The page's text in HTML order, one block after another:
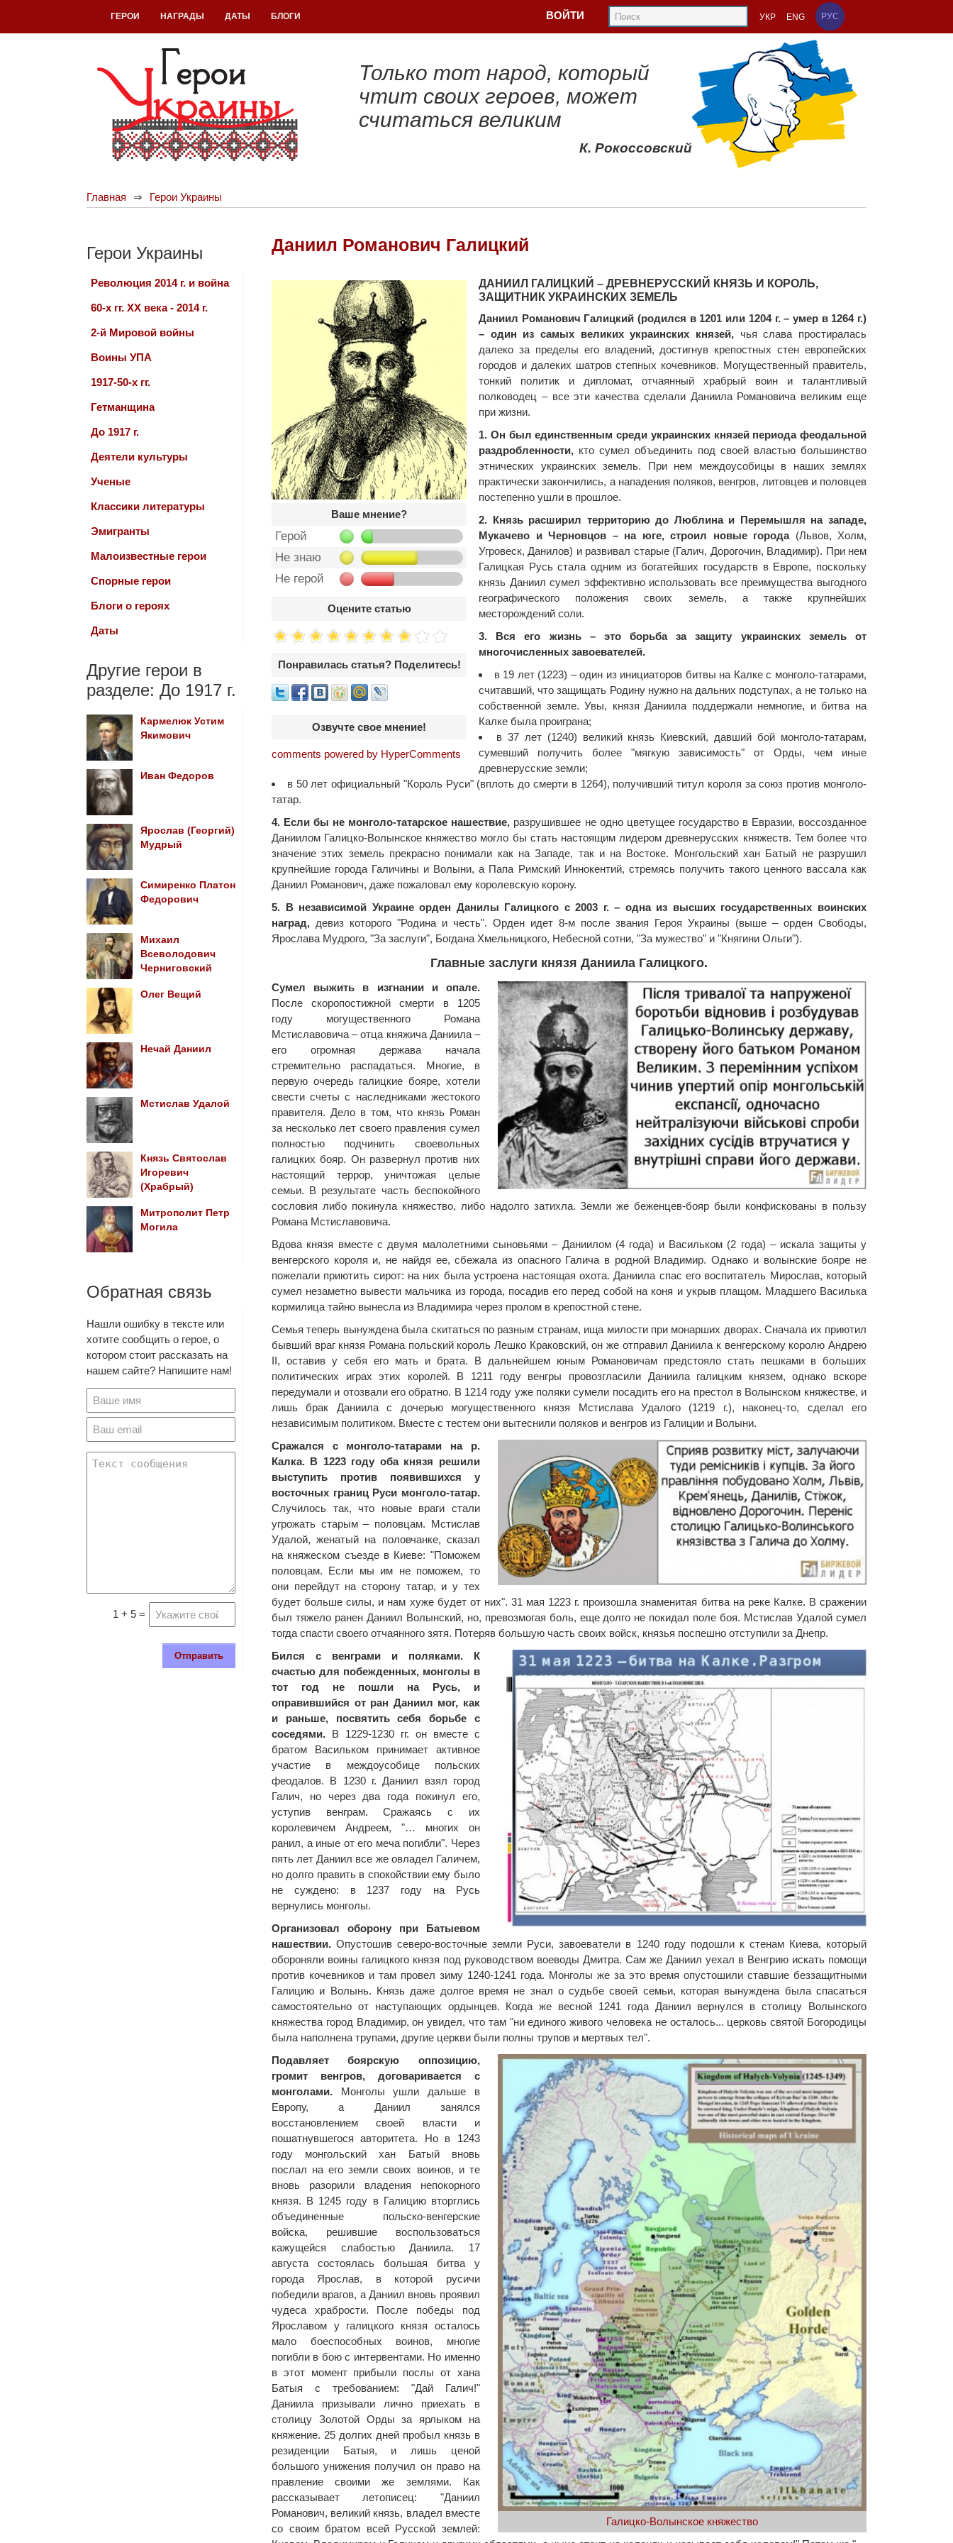
ГЕРОИ НАГРАДЫ ДАТЫ БЛОГИ ВОЙТИ УКР ENG РУС
Только тот народ, который
чтит своих героев, может
считаться великим
К. Рокоссовский
Главная Герои Украины
Даниил Романович Галицкий
Ваше мнение?
Герой
Не знаю
Не герой
Оцените статью
Понравилась статья? Поделитесь!
Озвучте свое мнение!
comments powered by HyperComments
ДАНИИЛ ГАЛИЦКИЙ – ДРЕВНЕРУССКИЙ КНЯЗЬ И КОРОЛЬ,
ЗАЩИТНИК УКРАИНСКИХ ЗЕМЕЛЬ
Даниил Романович Галицкий (родился в 1201 или 1204 г. – умер в 1264 г.)
– один из самых великих украинских князей, чья слава простиралась
далеко за пределы его владений, достигнув крепостных стен европейских
городов и далеких шатров степных кочевников. Могущественный правитель,
тонкий политик и дипломат, отчаянный храбрый воин и талантливый
полководец – все эти качества сделали Даниила Романовича великим еще
при жизни.
1. Он был единственным среди украинских князей периода феодальной
раздробленности, кто сумел объединить под своей властью большинство
этнических украинских земель. При нем междоусобицы в наших землях
практически закончились, а нападения поляков, венгров, литовцев и половцев
постепенно ушли в прошлое.
2. Князь расширил территорию до Люблина и Перемышля на западе,
Мукачево и Черновцов – на юге, строил новые города(Львов, Холм,
Угровеск, Данилов) и развивал старые (Галич, Дорогочин, Владимир). При нем
Галицкая Русь стала одним из богатейших государств в Европе, поскольку
князь Даниил сумел эффективно использовать все преимущества выгодного
географического положения своих земель, а также крупнейших
месторождений соли.
3. Вся его жизнь – это борьба за защиту украинских земель от
многочисленных завоевателей.
в 19 лет (1223) – один из инициаторов битвы на Калке с монголо-татарами,
считавший, что защищать Родину нужно на дальних подступах, а не только на
собственной земле. Увы, князя Даниила поддержали немногие, и битва на
Калке была проиграна;
в 37 лет (1240) великий князь Киевский, давший бой монголо-татарам,
сумевший получить более "мягкую зависимость" от Орды, чем иные
древнерусские земли;
в 50 лет официальный "Король Руси" (вплоть до смерти в 1264), получивший титул короля за союз против монголо-
татар.
4. Если бы не монголо-татарское нашествие, разрушившее не одно цветущее государство в Евразии, воссозданное
Даниилом Галицко-Волынское княжество могло бы стать настоящим лидером древнерусских княжеств. Тем более что
значение этих земель прекрасно понимали как на Западе, так и на Востоке. Монгольский хан Батый не разрушил
крупнейшие города Галичины и Волыни, а Папа Римский Иннокентий, стремясь получить такого ценного вассала как
Даниил Романович, даже пожаловал ему королевскую корону.
5. В независимой Украине орден Данилы Галицкого с 2003 г. – одна из высших государственных воинских
наград, девиз которого "Родина и честь". Орден идет 8-м после звания Героя Украины (выше – орден Свободы,
Ярослава Мудрого, "За заслуги", Богдана Хмельницкого, Небесной сотни, "За мужество" и "Княгини Ольги").
Главные заслуги князя Даниила Галицкого.
Сумел выжить в изгнании и опале.
После скоропостижной смерти в 1205
году могущественного Романа
Мстиславовича – отца княжича Даниила –
его огромная держава начала
стремительно распадаться. Многие, в
первую очередь галицкие бояре, хотели
свести счеты с наследниками жестокого
правителя. Дело в том, что князь Роман
за несколько лет своего правления сумел
полностью подчинить своевольных
галицких бояр. Он развернул против них
настоящий террор, уничтожая целые
семьи. В результате часть беспокойного
сословия либо покинула княжество, либо надолго затихла. Земли же беженцев-бояр были конфискованы в пользу
Романа Мстиславовича.
Вдова князя вместе с двумя малолетними сыновьями – Даниилом (4 года) и Васильком (2 года) – искала защиты у
венгерского короля и, не найдя ее, сбежала из опасного Галича в родной Владимир. Однако и волынские бояре не
пожелали приютить сирот: на них была устроена настоящая охота. Даниила спас его воспитатель Мирослав, который
сумел незаметно вывести мальчика из города, посадив его перед собой на коня и укрыв плащом. Младшего Василька
кормилица тайно вынесла из Владимира через пролом в крепостной стене.
Семья теперь вынуждена была скитаться по разным странам, ища милости при монарших дворах. Сначала их приютил
бывший враг князя Романа польский король Лешко Краковский, он же отправил Даниила к венгерскому королю Андрею
II, оставив у себя его мать и брата. В дальнейшем юным Романовичам предстояло стать пешками в больших
политических играх этих королей. В 1211 году венгры провозгласили Даниила галицким князем, однако вскоре
передумали и отозвали его обратно. В 1214 году уже поляки сумели посадить его на престол в Волынском княжестве, и
лишь брак Даниила с дочерью могущественного князя Мстислава Удалого (1219 г.), наконец-то, сделал его
независимым политиком. Вместе с тестем они вытеснили поляков и венгров из Галиции и Волыни.
Сражался с монголо-татарами на р.
Калка. В 1223 году оба князя решили
выступить против появившихся у
восточных границ Руси монголо-татар.
Случилось так, что новые враги стали
угрожать старым – половцам. Мстислав
Удалой, женатый на половчанке, сказал
на княжеском съезде в Киеве: "Поможем
половцам. Если мы им не поможем, то
они перейдут на сторону татар, и у тех
будет больше силы, и нам хуже будет от них". 31 мая 1223 г. произошла знаменитая битва на реке Калке. В сражении
был тяжело ранен Даниил Волынский, но, превозмогая боль, еще долго не покидал поле боя. Мстислав Удалой сумел
тогда спасти своего отчаянного зятя. Потеряв большую часть своих войск, князья поспешно отступили за Днепр.
Бился с венграми и поляками. К
счастью для побежденных, монголы в
тот год не пошли на Русь, и
оправившийся от ран Даниил мог, как
и раньше, посвятить себя борьбе с
соседями. В 1229-1230 гг. он вместе с
братом Васильком принимает активное
участие в междоусобице польских
феодалов. В 1230 г. Даниил взял город
Галич, но через два года покинул его,
уступив венграм. Сражаясь с их
королевичем Андреем, "… многих он
ранил, а иные от его меча погибли". Через
пять лет Даниил все же овладел Галичем,
но долго править в спокойствии ему было
не суждено: в 1237 году на Русь
вернулись монголы.
Организовал оборону при Батыевом
нашествии. Опустошив северо-восточные земли Руси, завоеватели в 1240 году подошли к стенам Киева, который
обороняли воины галицкого князя под руководством воеводы Дмитра. Сам же Даниил уехал в Венгрию искать помощи
против кочевников и там провел зиму 1240-1241 года. Монголы же за это время опустошили ставшие беззащитными
Галицию и Волынь. Князь даже долгое время не знал о судьбе своей семьи, которая вынуждена была спасаться
самостоятельно от наступающих ордынцев. Когда же весной 1241 года Даниил вернулся в столицу Волынского
княжества город Владимир, он увидел, что там "ни единого живого человека не осталось... церковь святой Богородицы
была наполнена трупами, другие церкви были полны трупов и мертвых тел".
Галицко-Волынское княжество
Подавляет боярскую оппозицию,
громит венгров, договаривается с
монголами. Монголы ушли дальше в
Европу, а Даниил занялся
восстановлением своей власти и
пошатнувшегося авторитета. Но в 1243
году монгольский хан Батый вновь
послал на его земли своих воинов, и те
вновь разорили владения непокорного
князя. В 1245 году в Галицию вторглись
объединенные польско-венгерские
войска, решившие воспользоваться
кажущейся слабостью Даниила. 17
августа состоялась большая битва у
города Ярослав, в которой русичи
победили врагов, а Даниил вновь проявил
чудеса храбрости. После победы под
Ярославом у галицкого князя осталось
мало боеспособных воинов, многие
погибли в бою с интервентами. Но именно
в этот момент прибыли послы от хана
Батыя с требованием: "Дай Галич!"
Даниила призывали лично приехать в
столицу Золотой Орды за ярлыком на
княжение. 25 долгих дней пробыл князь в
резиденции Батыя, и лишь ценой
большого унижения получил он право на
правление своими же землями. Как
рассказывает летописец: "Даниил
Романович, великий князь, владел вместе
со своим братом всей Русской землей:
Герои Украины
Революция 2014 г. и война
60-х гг. ХХ века - 2014 г.
2-й Мировой войны
Воины УПА
1917-50-х гг.
Гетманщина
До 1917 г.
Деятели культуры
Ученые
Классики литературы
Эмигранты
Малоизвестные герои
Спорные герои
Блоги о героях
Даты
Другие герои в
разделе: До 1917 г.
Кармелюк Устим
Якимович
Иван Федоров
Ярослав (Георгий)
Мудрый
Симиренко Платон
Федорович
Михаил
Всеволодович
Черниговский
Олег Вещий
Нечай Даниил
Мстислав Удалой
Князь Святослав
Игоревич
(Храбрый)
Митрополит Петр
Могила
Обратная связь
Нашли ошибку в тексте или
хотите сообщить о герое, о
котором стоит рассказать на
нашем сайте? Напишите нам!
1 + 5 =
Отправить